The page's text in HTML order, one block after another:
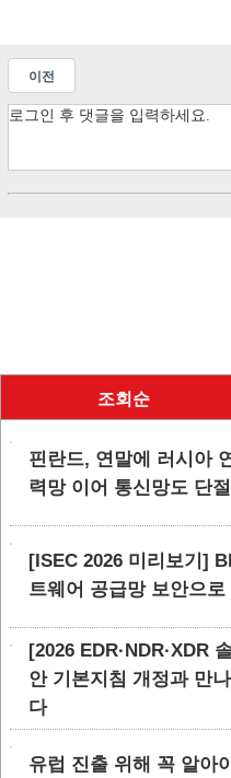
이전
조회순
핀란드, 연말에 러시아
력망 이어 통신망도 단절
[ISEC 2026 미리보기]
트웨어 공급망 보안으
[2026 EDR·NDR·XDR
안 기본지침 개정과 만
다
유럽 진출 위해 꼭 알아